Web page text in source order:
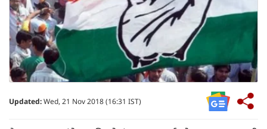
Updated:Wed, 21 Nov 2018 (16:31 IST)